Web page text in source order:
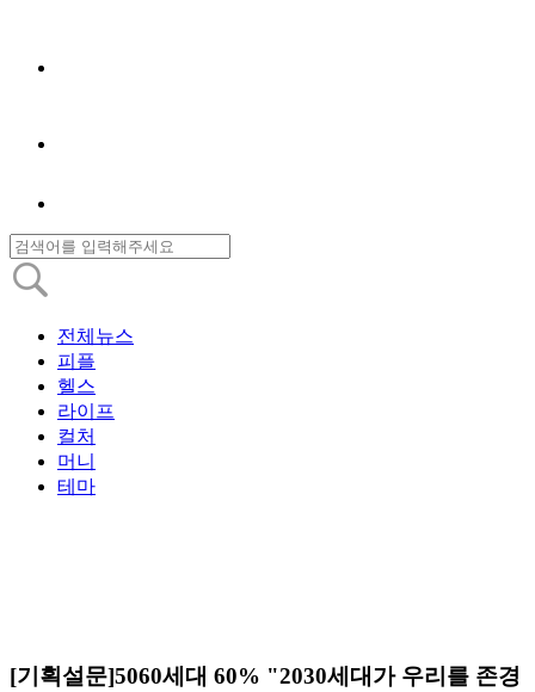
전체뉴스
피플
헬스
라이프
컬처
머니
테마
[기획설문]5060세대 60% "2030세대가 우리를 존경